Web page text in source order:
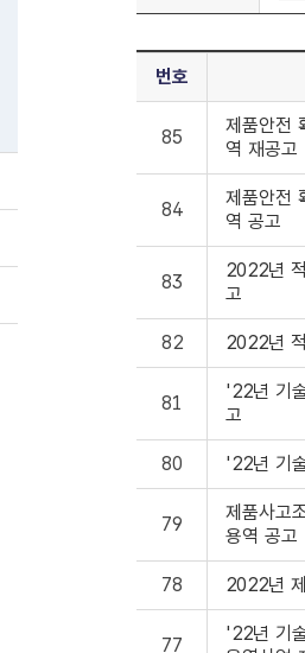
번호
85
제품안전
역 재공고
84
제품안전
역 공고
83
2022년
고
82 2022년
81
'22년 기
고
80 '22년 기
79
제품사고
용역 공고
78 2022년
77
'22년 기